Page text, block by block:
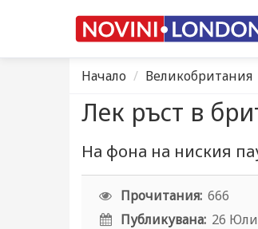
Начало Великобритания
Лек ръст в
На фона на ниския
Прочитания: 666
Публикувана: 26 Юли